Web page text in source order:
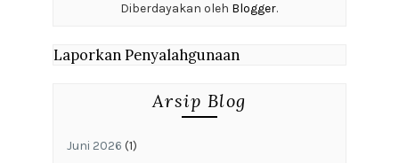
Diberdayakan oleh Blogger.
Laporkan Penyalahgunaan
Arsip Blog
Juni 2026 (1)